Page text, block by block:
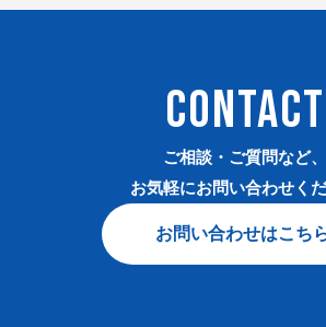
ご相談・ご質問など、
お気軽にお問い合わせく
CONTACT
お問い合わせはこち